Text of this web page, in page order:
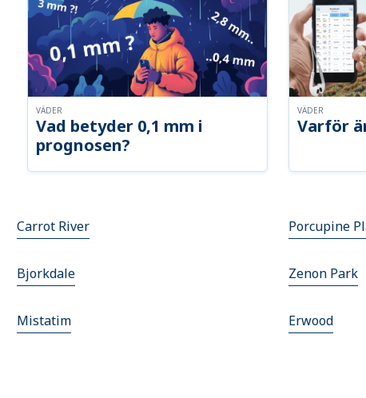
Vad betyder 0,1 mm i
prognosen?
VÄDER
Varför
VÄDER
Carrot River Porcupine
Bjorkdale Zenon Park
Mistatim Erwood